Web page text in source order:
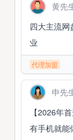
黄先
四大主流
业
代理加盟
申先
【2026年
有手机就能